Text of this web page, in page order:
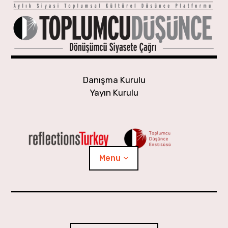
Skip
content
Danışma Kurulu
Yayın Kurulu
Menu